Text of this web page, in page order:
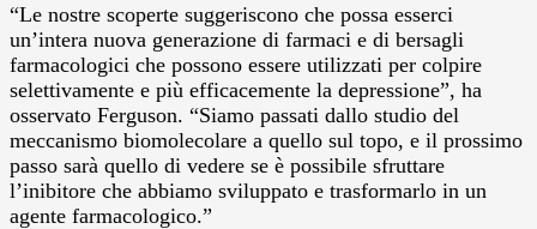
“Le nostre scoperte suggeriscono che possa esserci
un’intera nuova generazione di farmaci e di bersagli
farmacologici che possono essere utilizzati per colpire
selettivamente e più efficacemente la depressione”, ha
osservato Ferguson. “Siamo passati dallo studio del
meccanismo biomolecolare a quello sul topo, e il prossimo
passo sarà quello di vedere se è possibile sfruttare
l’inibitore che abbiamo sviluppato e trasformarlo in un
agente farmacologico.”